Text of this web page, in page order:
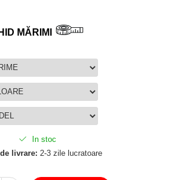
MĂRIMI
In stoc
livrare: 2-3 zile lucratoare